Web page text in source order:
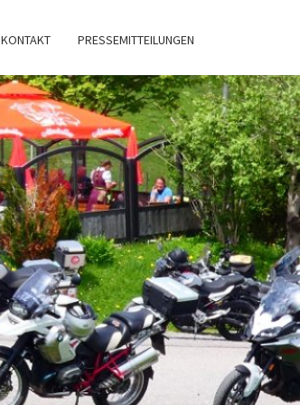
KONTAKT PRESSEMITTEILUNGEN